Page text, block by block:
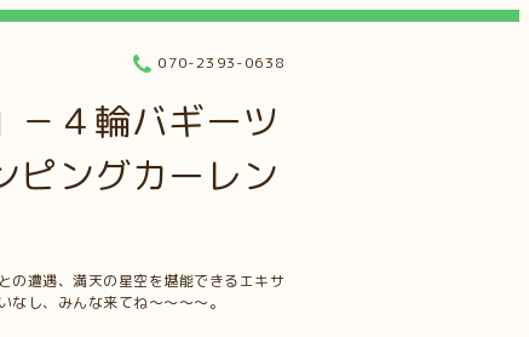
－４輪バギーツ
ピングカーレン
の遭遇、満天の星空を堪能できるエキサ
し、みんな来てね～～～～。
070-2393-0638